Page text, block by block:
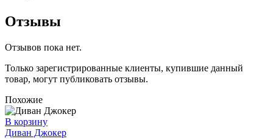
Отзывы
Отзывов пока нет.
Только зарегистрированные клиенты, купившие данный
товар, могут публиковать отзывы.
Похожие
В корзину
Диван Джокер